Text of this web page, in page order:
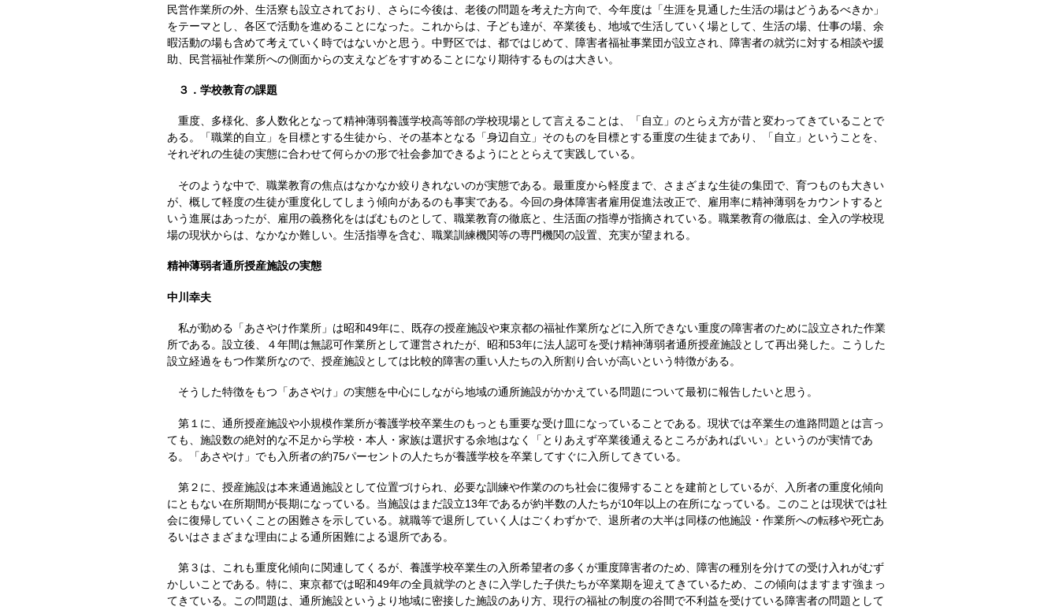
民営作業所の外、生活寮も設立されており、さらに今後は、老後の問題を考えた方向で、今年度は「生涯を見通した生活の場はどうあるべきか」
をテーマとし、各区で活動を進めることになった。これからは、子ども達が、卒業後も、地域で生活していく場として、生活の場、仕事の場、余
暇活動の場も含めて考えていく時ではないかと思う。中野区では、都ではじめて、障害者福祉事業団が設立され、障害者の就労に対する相談や援
助、民営福祉作業所への側面からの支えなどをすすめることになり期待するものは大きい。
３．学校教育の課題
重度、多様化、多人数化となって精神薄弱養護学校高等部の学校現場として言えることは、「自立」のとらえ方が昔と変わってきていることで
ある。「職業的自立」を目標とする生徒から、その基本となる「身辺自立」そのものを目標とする重度の生徒まであり、「自立」ということを、
それぞれの生徒の実態に合わせて何らかの形で社会参加できるようにととらえて実践している。
そのような中で、職業教育の焦点はなかなか絞りきれないのが実態である。最重度から軽度まで、さまざまな生徒の集団で、育つものも大きい
が、概して軽度の生徒が重度化してしまう傾向があるのも事実である。今回の身体障害者雇用促進法改正で、雇用率に精神薄弱をカウントすると
いう進展はあったが、雇用の義務化をはばむものとして、職業教育の徹底と、生活面の指導が指摘されている。職業教育の徹底は、全入の学校現
場の現状からは、なかなか難しい。生活指導を含む、職業訓練機関等の専門機関の設置、充実が望まれる。
精神薄弱者通所授産施設の実態
中川幸夫
私が勤める「あさやけ作業所」は昭和49年に、既存の授産施設や東京都の福祉作業所などに入所できない重度の障害者のために設立された作業
所である。設立後、４年間は無認可作業所として運営されたが、昭和53年に法人認可を受け精神薄弱者通所授産施設として再出発した。こうした
設立経過をもつ作業所なので、授産施設としては比較的障害の重い人たちの入所割り合いが高いという特徴がある。
そうした特徴をもつ「あさやけ」の実態を中心にしながら地域の通所施設がかかえている問題について最初に報告したいと思う。
第１に、通所授産施設や小規模作業所が養護学校卒業生のもっとも重要な受け皿になっていることである。現状では卒業生の進路問題とは言っ
ても、施設数の絶対的な不足から学校・本人・家族は選択する余地はなく「とりあえず卒業後通えるところがあればいい」というのが実情であ
る。「あさやけ」でも入所者の約75パーセントの人たちが養護学校を卒業してすぐに入所してきている。
第２に、授産施設は本来通過施設として位置づけられ、必要な訓練や作業ののち社会に復帰することを建前としているが、入所者の重度化傾向
にともない在所期間が長期になっている。当施設はまだ設立13年であるが約半数の人たちが10年以上の在所になっている。このことは現状では社
会に復帰していくことの困難さを示している。就職等で退所していく人はごくわずかで、退所者の大半は同様の他施設・作業所への転移や死亡あ
るいはさまざまな理由による通所困難による退所である。
第３は、これも重度化傾向に関連してくるが、養護学校卒業生の入所希望者の多くが重度障害者のため、障害の種別を分けての受け入れがむず
かしいことである。特に、東京都では昭和49年の全員就学のときに入学した子供たちが卒業期を迎えてきているため、この傾向はますます強まっ
てきている。この問題は、通所施設というより地域に密接した施設のあり方、現行の福祉の制度の谷間で不利益を受けている障害者の問題として